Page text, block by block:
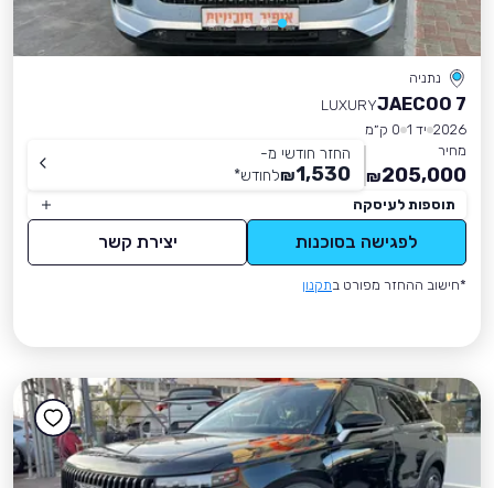
נתניה
JAECOO 7
LUXURY
2026 יד 1
0 ק״מ
מחיר
205,000
₪
החזר חודשי מ-
1,530
₪לחודש*
תוספות לעיסקה
לפגישה בסוכנות יצירת קשר
*חישוב ההחזר מפורט בתקנון